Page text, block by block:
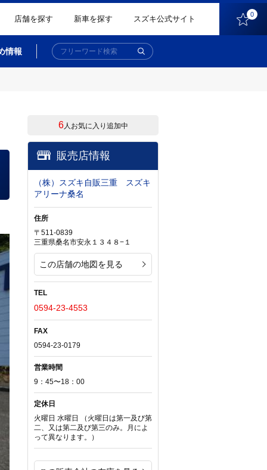
店舗を探す 新車を探す スズキ公式サイト 0
情報
6人お気に入り追加中
販売店情報
（株）スズキ自販三重 スズキ
アリーナ桑名
住所
〒511-0839
三重県桑名市安永１３４８−１
この店舗の地図を見る
TEL
0594-23-4553
FAX
0594-23-0179
営業時間
9：45〜18：00
定休日
火曜日 水曜日 （火曜日は第一及び第
二、又は第二及び第三のみ。月によ
って異なります。）